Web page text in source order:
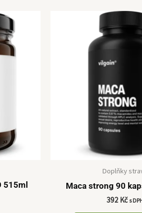
515ml
Doplňky
Maca strong 90
392 Kč s